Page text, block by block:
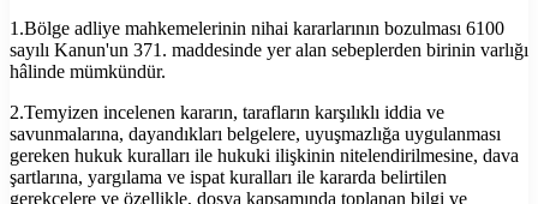
1.Bölge adliye mahkemelerinin nihai kararlarının bozulması 6100
sayılı Kanun'un 371. maddesinde yer alan sebeplerden birinin varlığı
hâlinde mümkündür.
2.Temyizen incelenen kararın, tarafların karşılıklı iddia ve
savunmalarına, dayandıkları belgelere, uyuşmazlığa uygulanması
gereken hukuk kuralları ile hukuki ilişkinin nitelendirilmesine, dava
şartlarına, yargılama ve ispat kuralları ile kararda belirtilen
gerekçelere ve özellikle, dosya kapsamında toplanan bilgi ve